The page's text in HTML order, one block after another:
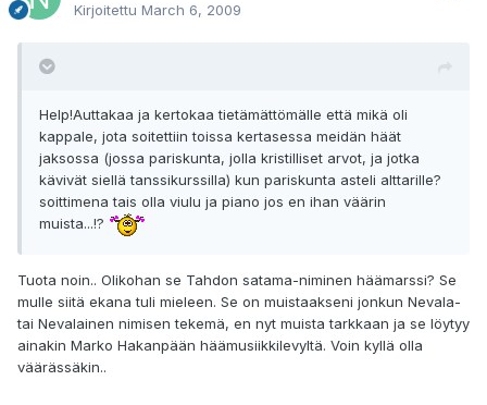
Kirjoitettu March 6, 2009
Help!Auttakaa ja kertokaa tietämättömälle että mikä oli
kappale, jota soitettiin toissa kertasessa meidän häät
jaksossa (jossa pariskunta, jolla kristilliset arvot, ja jotka
kävivät siellä tanssikurssilla) kun pariskunta asteli alttarille?
soittimena tais olla viulu ja piano jos en ihan väärin
muista...!?
Tuota noin.. Olikohan se Tahdon satama-niminen häämarssi? Se
mulle siitä ekana tuli mieleen. Se on muistaakseni jonkun Nevala-
tai Nevalainen nimisen tekemä, en nyt muista tarkkaan ja se löytyy
ainakin Marko Hakanpään häämusiikkilevyltä. Voin kyllä olla
väärässäkin..